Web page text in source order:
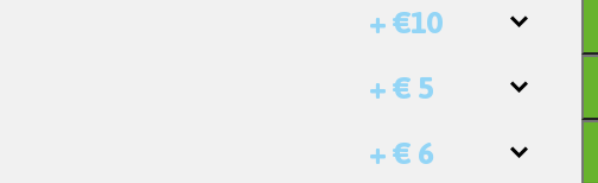
+ €10
+ € 5
+ € 6